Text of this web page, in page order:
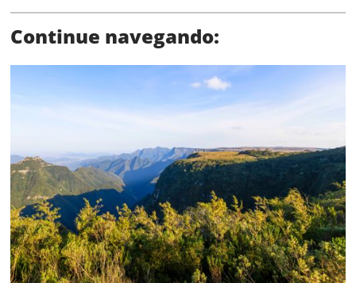
Continue navegando:
Limite de download
Status